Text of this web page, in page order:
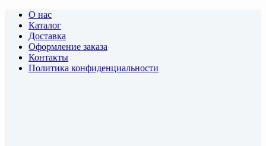
О нас
Каталог
Доставка
Оформление заказа
Контакты
Политика конфиденциальности